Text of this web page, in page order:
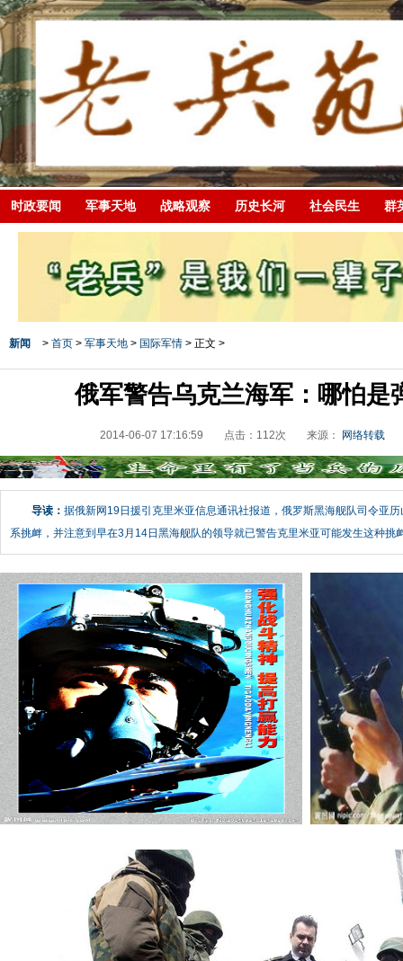
时政要闻 军事天地 战略观察 历史长河 社会民生 群
新闻 > 首页 > 军事天地 > 国际军情 > 正文 >
俄军警告乌克兰海军：哪怕是
2014-06-07 17:16:59 点击： 112次 来源： 网络转载
导读： 据俄新网19日援引克里米亚信息通讯社报道，俄罗斯黑海舰队司令亚
系挑衅，并注意到早在3月14日黑海舰队的领导就已警告克里米亚可能发生这种挑